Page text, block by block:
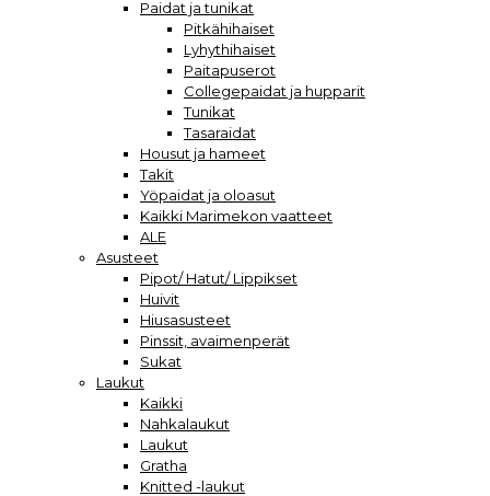
Paidat ja tunikat
Pitkähihaiset
Lyhythihaiset
Paitapuserot
Collegepaidat ja hupparit
Tunikat
Tasaraidat
Housut ja hameet
Takit
Yöpaidat ja oloasut
Kaikki Marimekon vaatteet
ALE
Asusteet
Pipot/ Hatut/ Lippikset
Huivit
Hiusasusteet
Pinssit, avaimenperät
Sukat
Laukut
Kaikki
Nahkalaukut
Laukut
Gratha
Knitted -laukut